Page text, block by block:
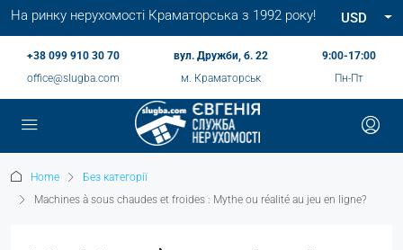
На ринку нерухомості Краматорська з 1992 року! USD
+38 099 910 30 70
office@slugba.com
вул. Дружби, б. 22
м. Краматорськ
9:00-17:00
Пн-Пт
Home
Без категорії
Machines à sous chaudes et froides : Mythe ou réalité au jeu en ligne?